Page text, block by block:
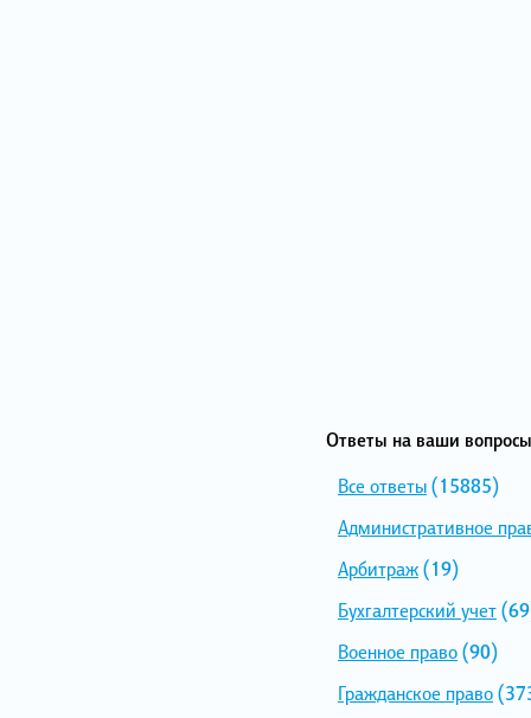
Ответы на ваши
Все ответы(15885)
Административное
Арбитраж(19)
Бухгалтерский учет
Военное право(90)
Гражданское право